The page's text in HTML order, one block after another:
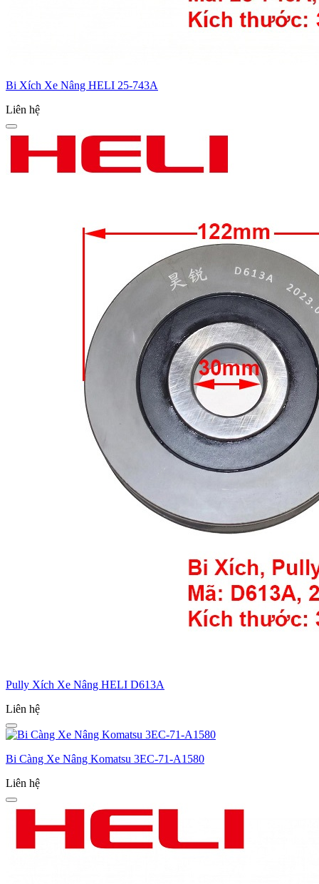
Bi Xích Xe Nâng HELI 25-743A
Liên hệ
Pully Xích Xe Nâng HELI D613A
Liên hệ
Bi Càng Xe Nâng Komatsu 3EC-­71-­A1580
Liên hệ